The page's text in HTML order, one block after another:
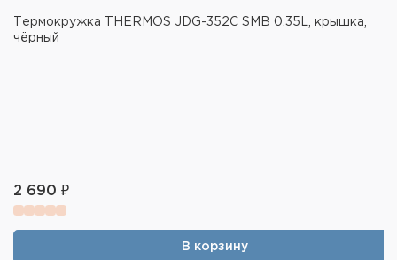
Термокружка THERMOS JDG-352C SMB 0.35L, крышка,
чёрный
2 690 ₽
В корзину